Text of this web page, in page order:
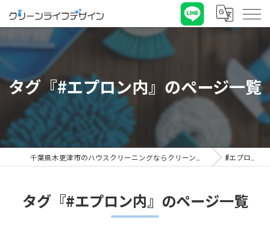
タグ『#エプロン内』のページ一覧
#エプロン内
タグ『#エプロン内』のページ一覧